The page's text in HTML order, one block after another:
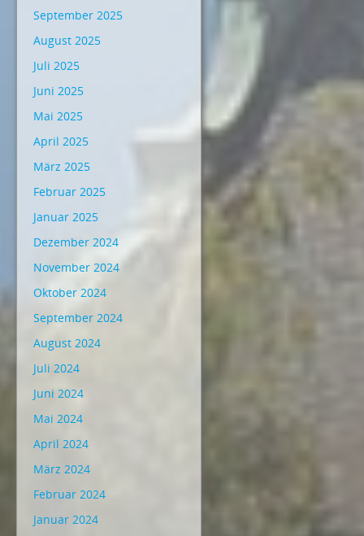
September 2025
August 2025
Juli 2025
Juni 2025
Mai 2025
April 2025
März 2025
Februar 2025
Januar 2025
Dezember 2024
November 2024
Oktober 2024
September 2024
August 2024
Juli 2024
Juni 2024
Mai 2024
April 2024
März 2024
Februar 2024
Januar 2024